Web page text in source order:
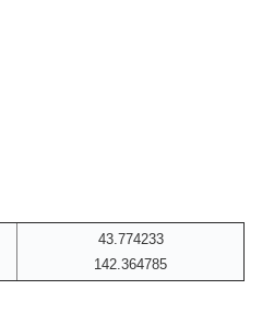
43.774233
142.364785